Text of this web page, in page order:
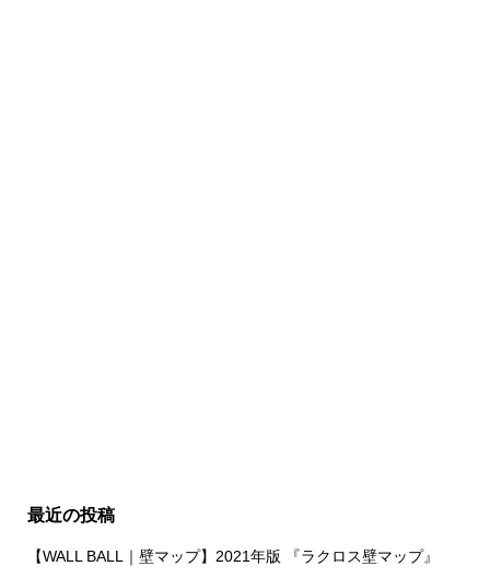
最近の投稿
【WALL BALL｜壁マップ】2021年版 『ラクロス壁マップ』